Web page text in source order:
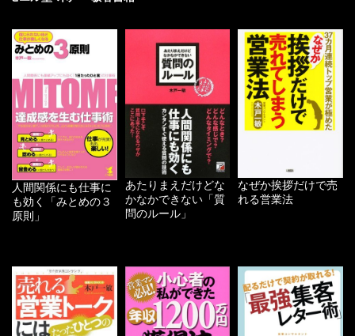
人間関係にも仕事に
も効く「みとめの３
原則」
あたりまえだけどな
かなかできない「質
問のルール」
なぜか挨拶だけで売
れる営業法